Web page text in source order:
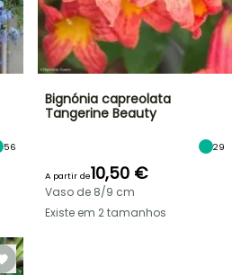
56
Bignónia capreolata
Tangerine Beauty
29
A partir de10,50 €
Vaso de 8/9 cm
Existe em 2 tamanhos